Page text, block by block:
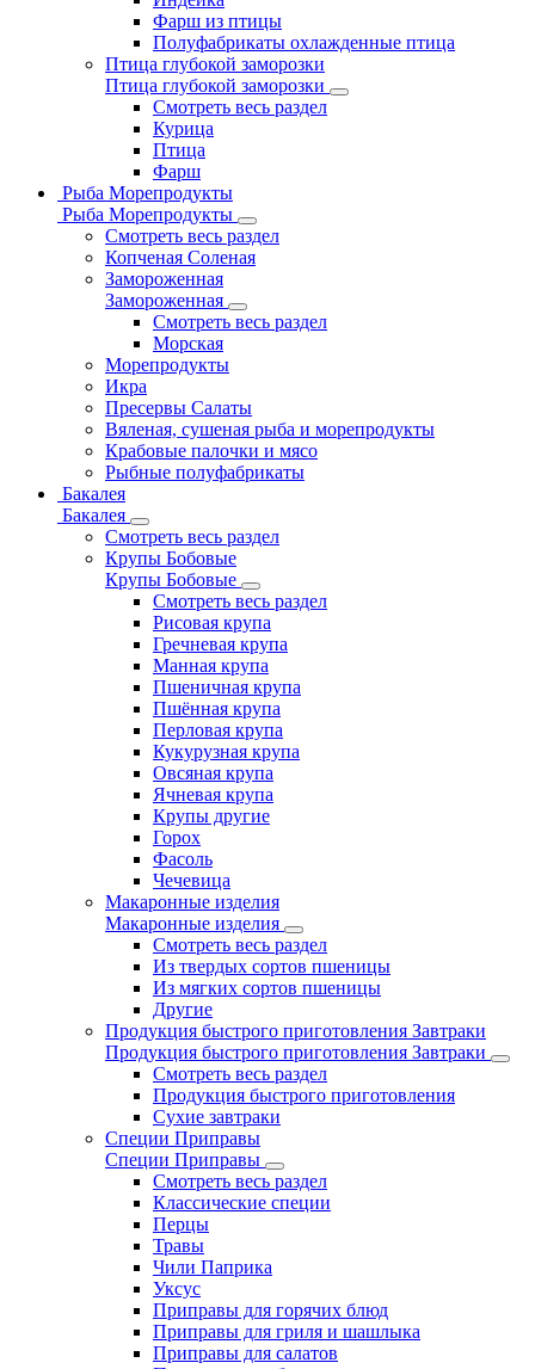
Фарш из птицы
Полуфабрикаты охлажденные птица
Птица глубокой заморозки
Птица глубокой заморозки
Смотреть весь раздел
Курица
Птица
Фарш
Рыба Морепродукты
Рыба Морепродукты
Смотреть весь раздел
Копченая Соленая
Замороженная
Замороженная
Смотреть весь раздел
Морская
Морепродукты
Икра
Пресервы Салаты
Вяленая, сушеная рыба и морепродукты
Крабовые палочки и мясо
Рыбные полуфабрикаты
Бакалея
Бакалея
Смотреть весь раздел
Крупы Бобовые
Крупы Бобовые
Смотреть весь раздел
Рисовая крупа
Гречневая крупа
Манная крупа
Пшеничная крупа
Пшённая крупа
Перловая крупа
Кукурузная крупа
Овсяная крупа
Ячневая крупа
Крупы другие
Горох
Фасоль
Чечевица
Макаронные изделия
Макаронные изделия
Смотреть весь раздел
Из твердых сортов пшеницы
Из мягких сортов пшеницы
Другие
Продукция быстрого приготовления Завтраки
Продукция быстрого приготовления Завтраки
Смотреть весь раздел
Продукция быстрого приготовления
Сухие завтраки
Специи Приправы
Специи Приправы
Смотреть весь раздел
Классические специи
Перцы
Травы
Чили Паприка
Уксус
Приправы для горячих блюд
Приправы для гриля и шашлыка
Приправы для салатов